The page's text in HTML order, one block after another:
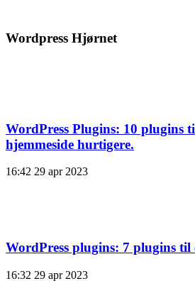
Wordpress Hjørnet
WordPress Plugins: 10 plugins
hjemmeside hurtigere.
16:42 29 apr 2023
WordPress plugins: 7 plugins til
16:32 29 apr 2023